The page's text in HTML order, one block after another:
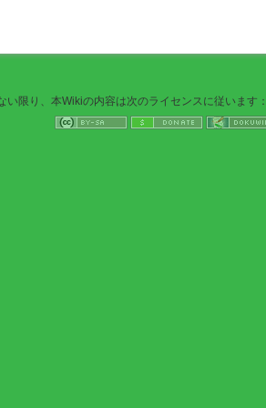
い限り、本Wikiの内容は次のライセンスに従います：